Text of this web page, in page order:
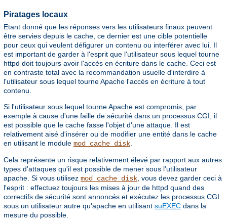
Piratages locaux
Etant donné que les réponses vers les utilisateurs finaux peuvent
être servies depuis le cache, ce dernier est une cible potentielle
pour ceux qui veulent défigurer un contenu ou interférer avec lui. Il
est important de garder à l'esprit que l'utilisateur sous lequel tourne
httpd doit toujours avoir l'accès en écriture dans le cache. Ceci est
en contraste total avec la recommandation usuelle d'interdire à
l'utilisateur sous lequel tourne Apache l'accès en écriture à tout
contenu.
Si l'utilisateur sous lequel tourne Apache est compromis, par
exemple à cause d'une faille de sécurité dans un processus CGI, il
est possible que le cache fasse l'objet d'une attaque. Il est
relativement aisé d'insérer ou de modifier une entité dans le cache
en utilisant le module mod_cache_disk.
Cela représente un risque relativement élevé par rapport aux autres
types d'attaques qu'il est possible de mener sous l'utilisateur
apache. Si vous utilisez mod_cache_disk, vous devez garder ceci à
l'esprit : effectuez toujours les mises à jour de httpd quand des
correctifs de sécurité sont annoncés et exécutez les processus CGI
sous un utilisateur autre qu'apache en utilisant suEXEC dans la
mesure du possible.